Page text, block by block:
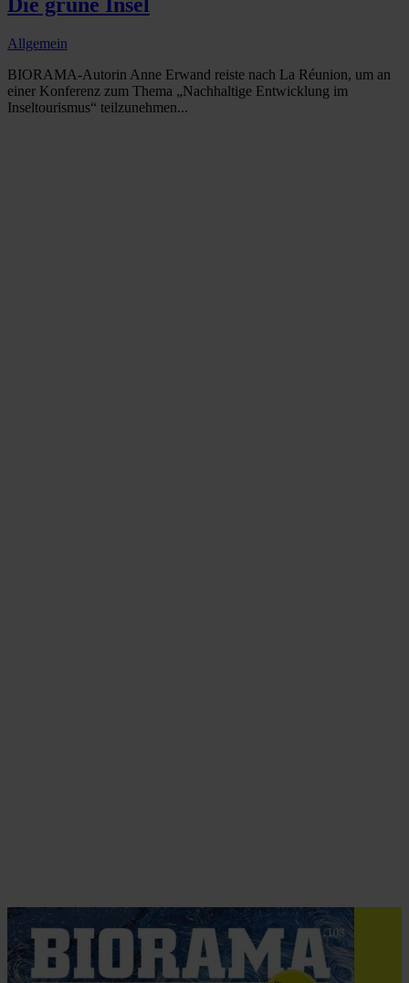
Die grüne Insel
Allgemein
BIORAMA-Autorin Anne Erwand reiste nach La Réunion, um an
einer Konferenz zum Thema „Nachhaltige Entwicklung im
Inseltourismus“ teilzunehmen...